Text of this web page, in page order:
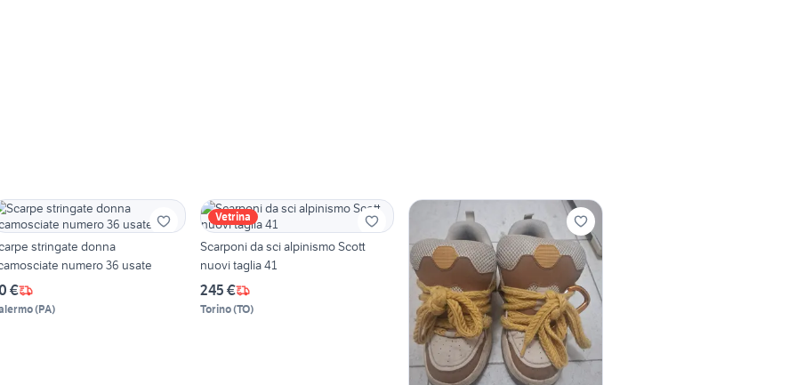
stringate donna
numero 36 usate
€
(PA)
Vetrina
Scarponi da sci alpinismo Scott
nuovi taglia 41
245 €
Torino(TO)